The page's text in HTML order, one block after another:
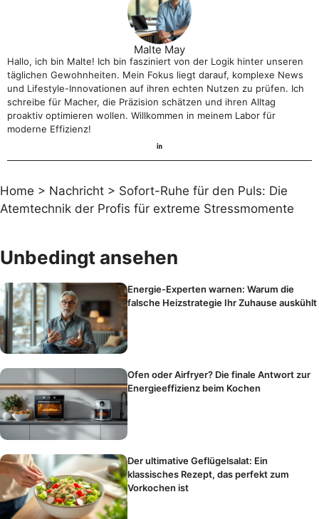
Malte May
Hallo, ich bin Malte! Ich bin fasziniert von der Logik hinter unseren
täglichen Gewohnheiten. Mein Fokus liegt darauf, komplexe News
und Lifestyle-Innovationen auf ihren echten Nutzen zu prüfen. Ich
schreibe für Macher, die Präzision schätzen und ihren Alltag
proaktiv optimieren wollen. Willkommen in meinem Labor für
moderne Effizienz!
Home > Nachricht > Sofort-Ruhe für den Puls: Die
Atemtechnik der Profis für extreme Stressmomente
Unbedingt ansehen
Energie-Experten warnen: Warum die
falsche Heizstrategie Ihr Zuhause auskühlt
Ofen oder Airfryer? Die finale Antwort zur
Energieeffizienz beim Kochen
Der ultimative Geflügelsalat: Ein
klassisches Rezept, das perfekt zum
Vorkochen ist